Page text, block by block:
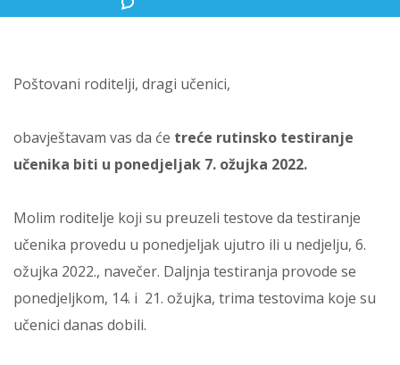
Poštovani roditelji, dragi učenici,
obavještavam vas da će treće rutinsko testiranje
učenika biti u ponedjeljak 7. ožujka 2022.
Molim roditelje koji su preuzeli testove da testiranje
učenika provedu u ponedjeljak ujutro ili u nedjelju, 6.
ožujka 2022., navečer. Daljnja testiranja provode se
ponedjeljkom, 14. i 21. ožujka, trima testovima koje su
učenici danas dobili.